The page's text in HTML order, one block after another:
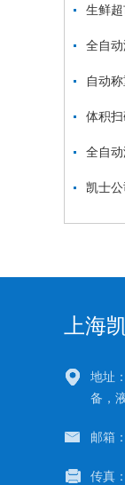
全自
上海
地址
备，
邮箱
传真：